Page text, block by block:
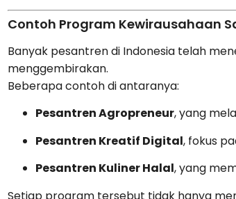
Contoh Program Kewirausahaan
Banyak pesantren di Indonesia telah
menggembirakan.
Beberapa contoh di antaranya:
Pesantren Agropreneur, yang
Pesantren Kreatif Digital, fokus
Pesantren Kuliner Halal, yang
Setiap program tersebut tidak hanya